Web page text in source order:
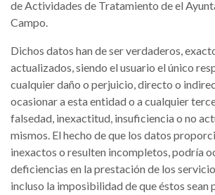
de Actividades de Tratamiento de el
Campo.
Dichos datos han de ser verdaderos,
actualizados, siendo el usuario el único
cualquier daño o perjuicio, directo o
ocasionar a esta entidad o a cualquier
falsedad, inexactitud, insuficiencia o no
mismos. El hecho de que los datos
inexactos o resulten incompletos, podría
deficiencias en la prestación de los
incluso la imposibilidad de que éstos sean